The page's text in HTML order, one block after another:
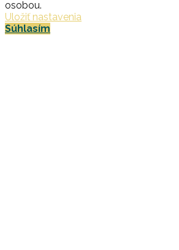
osobou.
Uložiť nastavenia
Súhlasím